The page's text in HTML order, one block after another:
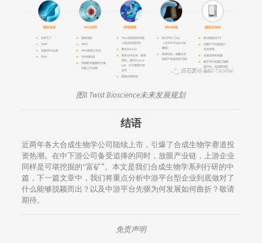
图8 Twist Bioscience未来发展规划
结语
近两年各大合成生物学公司陆续上市，引爆了合成生物学赛道投
资热潮。在中下游公司备受追捧的同时，放眼产业链，上游企业
同样是可堪挖掘的“富矿”。本文是我们合成生物学系列行研的中
篇，下一篇文章中，我们将重点分析中游平台型企业到底做对了
什么能够脱颖而出？以及中游平台先驱为何发展如何曲折？敬请
期待。
免责声明